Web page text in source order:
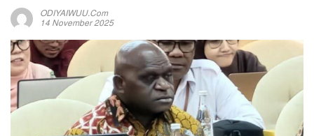
ODIYAIWUU.com
14 November 2025